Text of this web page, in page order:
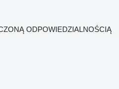
ODPOWIEDZIALNOŚCIĄ